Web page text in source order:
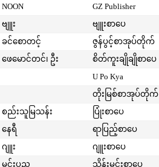
NOON GZ Publisher
ဗျူး ဗျူးစာပေ
ခင်စောတင့် ဇွန်ပွင့်စာအုပ်တိုက်
ဖေမောင်တင်၊ ဦး စိတ်ကူးချိုချိုစာပေ
U Po Kya
တိုးမြစ်စာအုပ်တိုက်
စည်းသူမြသန်း ပြုံးစာပေ
နေရီ ရာပြည့်စာပေ
ဂျူး ဂျူးစာပေ
မင်းပုည သိန်းမင်းစာပေ